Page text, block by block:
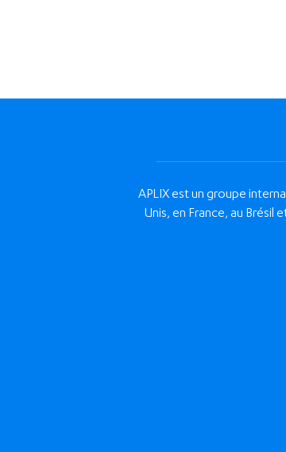
APLIX est un groupe
Unis, en France, au Brésil